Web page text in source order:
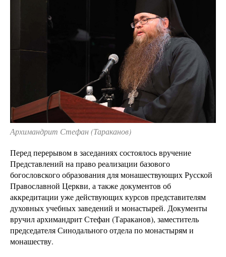
Архимандрит Стефан (Тараканов)
Перед перерывом в заседаниях состоялось вручение
Представлений на право реализации базового
богословского образования для монашествующих Русской
Православной Церкви, а также документов об
аккредитации уже действующих курсов представителям
духовных учебных заведений и монастырей. Документы
вручил архимандрит Стефан (Тараканов), заместитель
председателя Синодального отдела по монастырям и
монашеству.